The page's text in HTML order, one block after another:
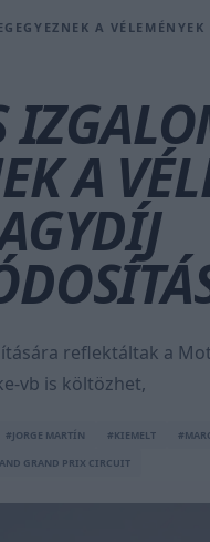
A
A
reflektáltak a
vb is költözhet,
#JORGE MARTÍN #KIEMELT
GRAND PRIX CIRCUIT